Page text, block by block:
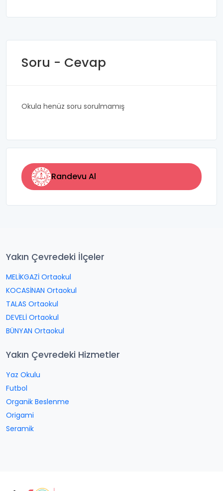
Soru - Cevap
Okula henüz soru sorulmamış
Randevu Al
Yakın Çevredeki İlçeler
MELİKGAZİ Ortaokul
KOCASİNAN Ortaokul
TALAS Ortaokul
DEVELİ Ortaokul
BÜNYAN Ortaokul
Yakın Çevredeki Hizmetler
Yaz Okulu
Futbol
Organik Beslenme
Origami
Seramik